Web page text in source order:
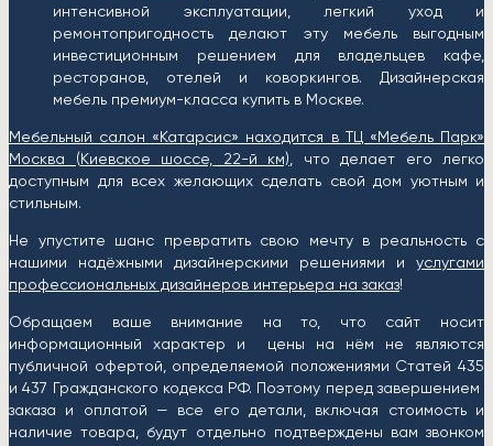
интенсивной эксплуатации, легкий уход и
ремонтопригодность делают эту мебель выгодным
инвестиционным решением для владельцев кафе,
ресторанов, отелей и коворкингов. Дизайнерская
мебель премиум-класса купить в Москве.
Мебельный салон «Катарсис» находится в ТЦ «Мебель Парк»
Москва ( Киевское шоссе, 22-й км), что делает его легко
доступным для всех желающих сделать свой дом уютным и
стильным.
Не упустите шанс превратить свою мечту в реальность с
нашими надёжными дизайнерскими решениями и услугами
профессиональных дизайнеров интерьера на заказ!
Обращаем ваше внимание на то, что сайт носит
информационный характер и цены на нём не являются
публичной офертой, определяемой положениями Статей 435
и 437 Гражданского кодекса РФ. Поэтому перед завершением
заказа и оплатой — все его детали, включая стоимость и
наличие товара, будут отдельно подтверждены вам звонком